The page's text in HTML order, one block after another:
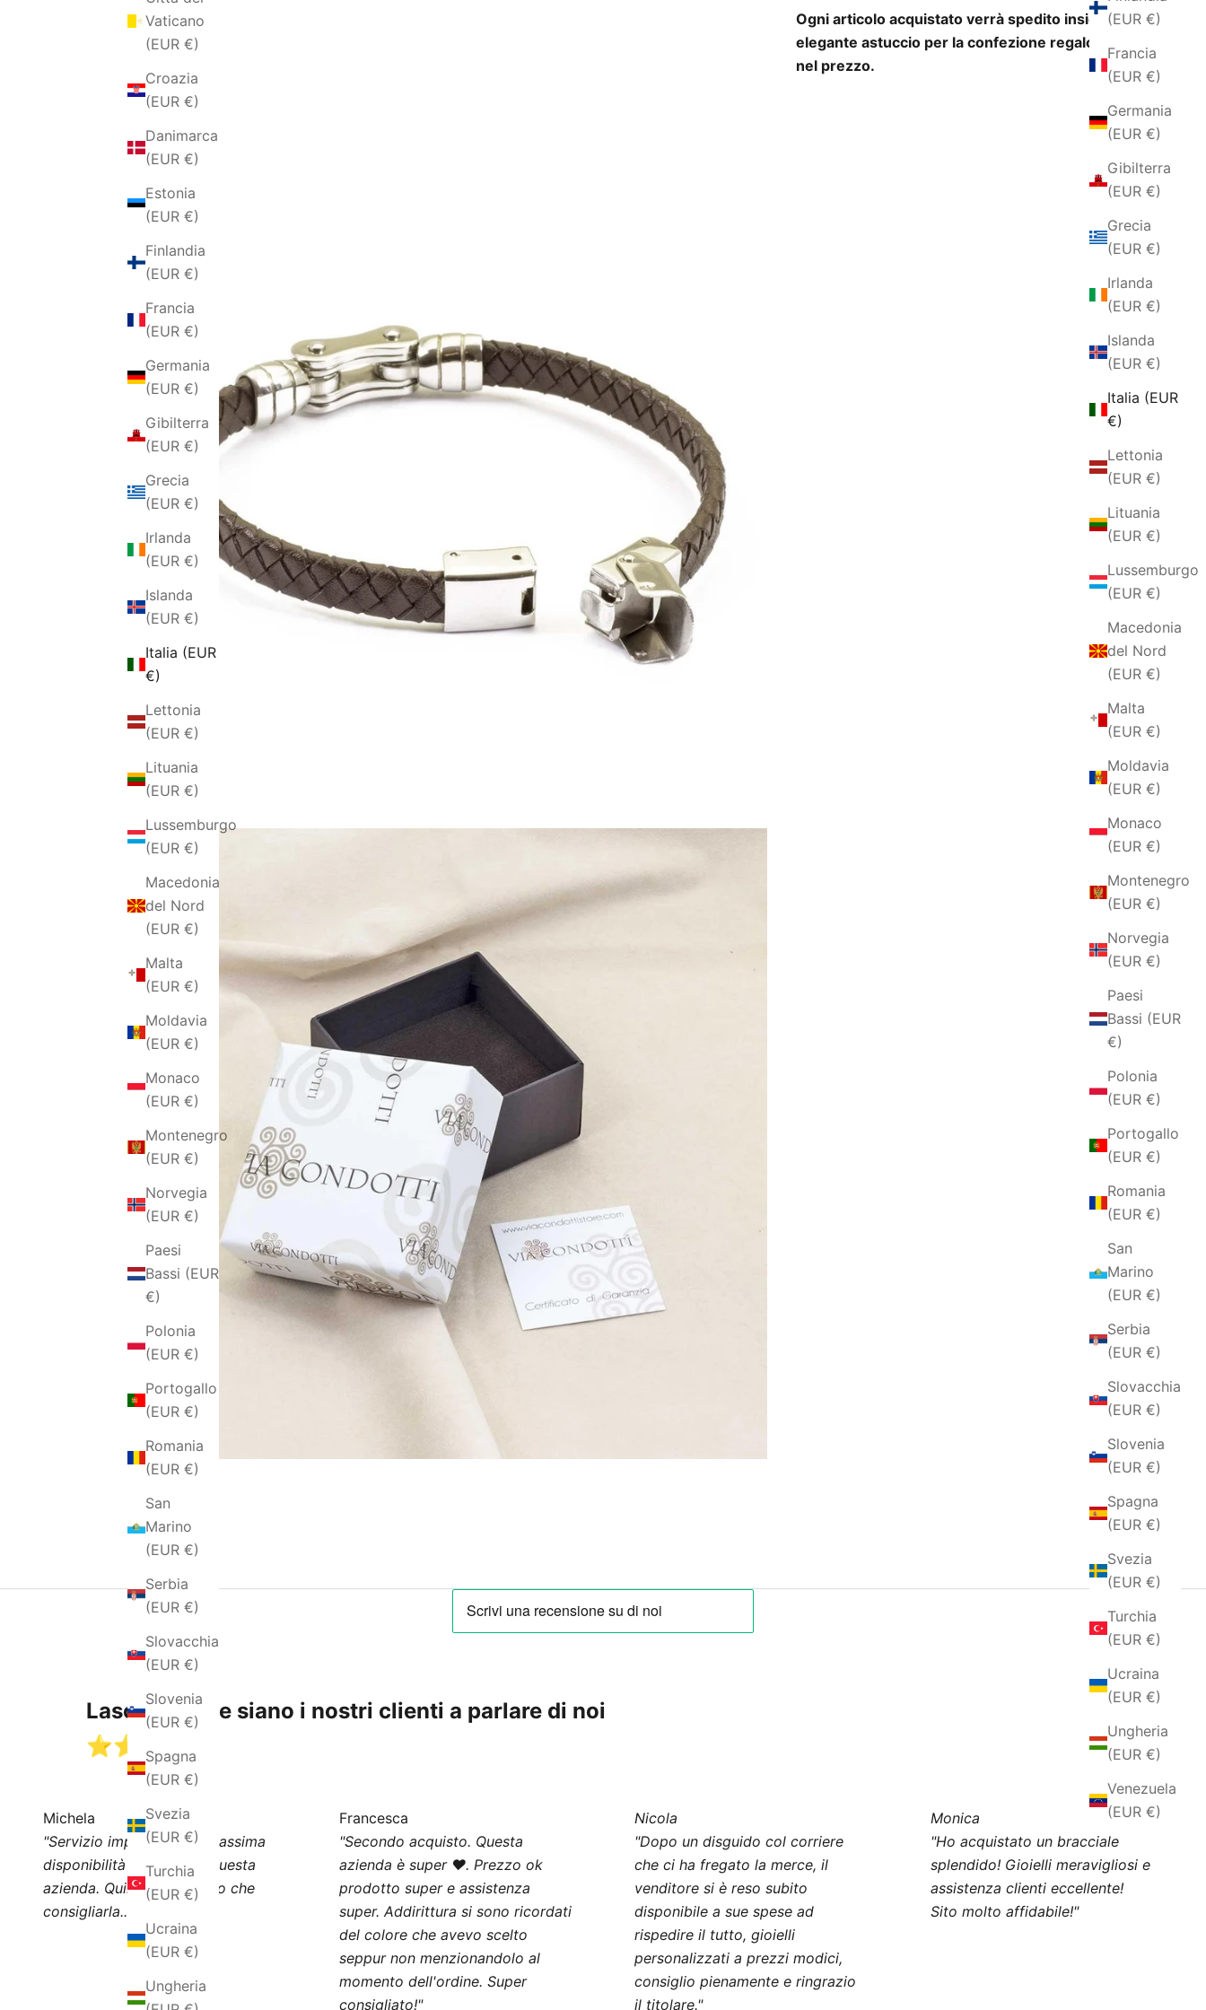
(EUR €)
Francia
(EUR €)
Germania
(EUR €)
Gibilterra
(EUR €)
Grecia
(EUR €)
Irlanda
(EUR €)
Islanda
(EUR €)
Italia (EUR
€)
Lettonia
(EUR €)
Lituania
(EUR €)
Lussemburgo
(EUR €)
Macedonia
del Nord
(EUR €)
Malta
(EUR €)
Moldavia
(EUR €)
Monaco
(EUR €)
Montenegro
(EUR €)
Norvegia
(EUR €)
Paesi
Bassi (EUR
€)
Polonia
(EUR €)
Portogallo
(EUR €)
Romania
(EUR €)
San
Marino
(EUR €)
Serbia
(EUR €)
Slovacchia
(EUR €)
Slovenia
(EUR €)
Spagna
(EUR €)
Svezia
(EUR €)
Turchia
(EUR €)
Ucraina
(EUR €)
Ungheria
(EUR €)
Venezuela
(EUR €)
Vaticano
(EUR €)
Croazia
(EUR €)
Danimarca
(EUR €)
Estonia
(EUR €)
Finlandia
(EUR €)
Francia
(EUR €)
Germania
(EUR €)
Gibilterra
(EUR €)
Grecia
(EUR €)
Irlanda
(EUR €)
Islanda
(EUR €)
Italia (EUR
€)
Lettonia
(EUR €)
Lituania
(EUR €)
Lussemburgo
(EUR €)
Macedonia
del Nord
(EUR €)
Malta
(EUR €)
Moldavia
(EUR €)
Monaco
(EUR €)
Montenegro
(EUR €)
Norvegia
(EUR €)
Paesi
Bassi (EUR
€)
Polonia
(EUR €)
Portogallo
(EUR €)
Romania
(EUR €)
San
Marino
(EUR €)
Serbia
(EUR €)
Slovacchia
(EUR €)
Slovenia
(EUR €)
Spagna
(EUR €)
Svezia
(EUR €)
Turchia
(EUR €)
Ucraina
(EUR €)
Ungheria
Ogni articolo acquistato verrà spedito insieme ad un
elegante astuccio per la confezione regalo incluso
nel prezzo.
Lasciamo che siano i nostri clienti a parlare di noi
⭐️⭐️⭐️⭐️⭐️
Michela
"Servizio impeccabile e massima
disponibilità da parte di questa
azienda. Quindi, non posso che
consigliarla..."
Francesca
"Secondo acquisto. Questa
azienda è super ❤️. Prezzo ok
prodotto super e assistenza
super. Addirittura si sono ricordati
del colore che avevo scelto
seppur non menzionandolo al
momento dell'ordine. Super
consigliato!"
Nicola
"Dopo un disguido col corriere
che ci ha fregato la merce, il
venditore si è reso subito
disponibile a sue spese ad
rispedire il tutto, gioielli
personalizzati a prezzi modici,
consiglio pienamente e ringrazio
il titolare."
Monica
"Ho acquistato un bracciale
splendido! Gioielli meravigliosi e
assistenza clienti eccellente!
Sito molto affidabile!"